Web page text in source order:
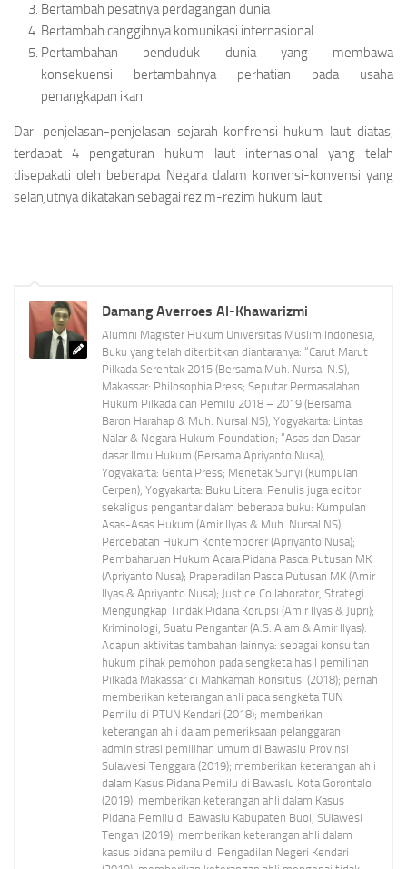
Bertambah pesatnya perdagangan dunia
Bertambah canggihnya komunikasi internasional.
Pertambahan penduduk dunia yang membawa
konsekuensi bertambahnya perhatian pada usaha
penangkapan ikan.
Dari penjelasan-penjelasan sejarah konfrensi hukum laut diatas,
terdapat 4 pengaturan hukum laut internasional yang telah
disepakati oleh beberapa Negara dalam konvensi-konvensi yang
selanjutnya dikatakan sebagai rezim-rezim hukum laut.
Damang Averroes Al-Khawarizmi
Alumni Magister Hukum Universitas Muslim Indonesia,
Buku yang telah diterbitkan diantaranya: “Carut Marut
Pilkada Serentak 2015 (Bersama Muh. Nursal N.S),
Makassar: Philosophia Press; Seputar Permasalahan
Hukum Pilkada dan Pemilu 2018 – 2019 (Bersama
Baron Harahap & Muh. Nursal NS), Yogyakarta: Lintas
Nalar & Negara Hukum Foundation; “Asas dan Dasar-
dasar Ilmu Hukum (Bersama Apriyanto Nusa),
Yogyakarta: Genta Press; Menetak Sunyi (Kumpulan
Cerpen), Yogyakarta: Buku Litera. Penulis juga editor
sekaligus pengantar dalam beberapa buku: Kumpulan
Asas-Asas Hukum (Amir Ilyas & Muh. Nursal NS);
Perdebatan Hukum Kontemporer (Apriyanto Nusa);
Pembaharuan Hukum Acara Pidana Pasca Putusan MK
(Apriyanto Nusa); Praperadilan Pasca Putusan MK (Amir
Ilyas & Apriyanto Nusa); Justice Collaborator, Strategi
Mengungkap Tindak Pidana Korupsi (Amir Ilyas & Jupri);
Kriminologi, Suatu Pengantar (A.S. Alam & Amir Ilyas).
Adapun aktivitas tambahan lainnya: sebagai konsultan
hukum pihak pemohon pada sengketa hasil pemilihan
Pilkada Makassar di Mahkamah Konsitusi (2018); pernah
memberikan keterangan ahli pada sengketa TUN
Pemilu di PTUN Kendari (2018); memberikan
keterangan ahli dalam pemeriksaan pelanggaran
administrasi pemilihan umum di Bawaslu Provinsi
Sulawesi Tenggara (2019); memberikan keterangan ahli
dalam Kasus Pidana Pemilu di Bawaslu Kota Gorontalo
(2019); memberikan keterangan ahli dalam Kasus
Pidana Pemilu di Bawaslu Kabupaten Buol, SUlawesi
Tengah (2019); memberikan keterangan ahli dalam
kasus pidana pemilu di Pengadilan Negeri Kendari